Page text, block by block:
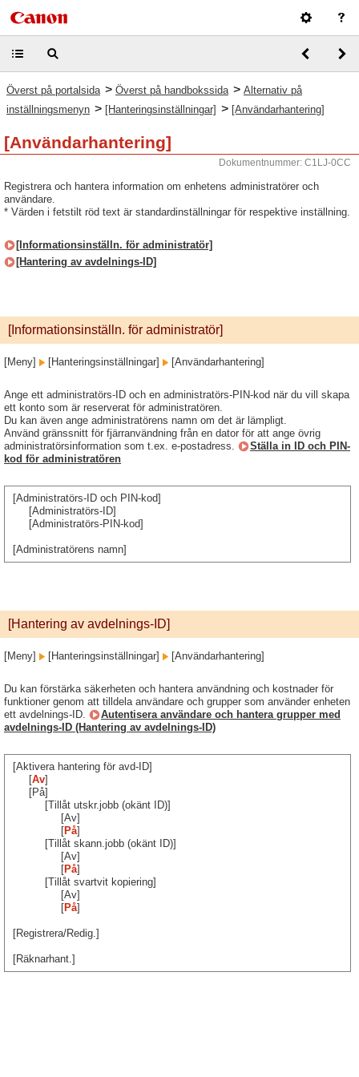
Överst på portalsida > Överst på handbokssida > Alternativ på
inställningsmenyn > [Hanteringsinställningar] > [Användarhantering]
[Användarhantering]
Dokumentnummer: C1LJ-0CC
Registrera och hantera information om enhetens administratörer och
användare.
* Värden i fetstilt röd text är standardinställningar för respektive inställning.
[Informationsinställn. för administratör]
[Hantering av avdelnings-ID]
[Informationsinställn. för administratör]
[Meny] [Hanteringsinställningar] [Användarhantering]
Ange ett administratörs-ID och en administratörs-PIN-kod när du vill skapa
ett konto som är reserverat för administratören.
Du kan även ange administratörens namn om det är lämpligt.
Använd gränssnitt för fjärranvändning från en dator för att ange övrig
administratörsinformation som t.ex. e-postadress.
Ställa in ID och PIN-
kod för administratören
[Administratörs-ID och PIN-kod]
[Administratörs-ID]
[Administratörs-PIN-kod]
[Administratörens namn]
[Hantering av avdelnings-ID]
[Meny] [Hanteringsinställningar] [Användarhantering]
Du kan förstärka säkerheten och hantera användning och kostnader för
funktioner genom att tilldela användare och grupper som använder enheten
ett avdelnings-ID.
Autentisera användare och hantera grupper med
avdelnings-ID (Hantering av avdelnings-ID)
[Aktivera hantering för avd-ID]
[Av]
[På]
[Tillåt utskr.jobb (okänt ID)]
[Av]
[På]
[Tillåt skann.jobb (okänt ID)]
[Av]
[På]
[Tillåt svartvit kopiering]
[Av]
[På]
[Registrera/Redig.]
[Räknarhant.]